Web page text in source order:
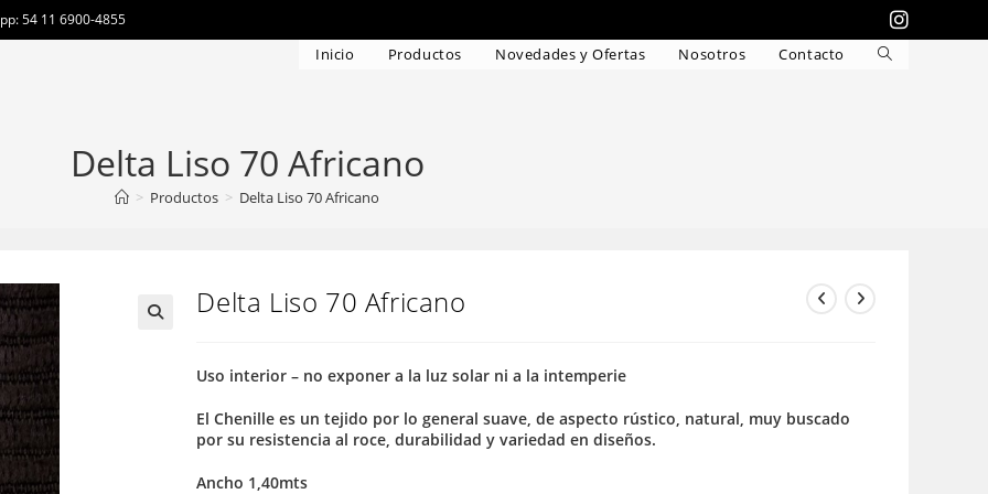
54 11 6900-4855
Inicio Productos Novedades y Ofertas Nosotros Contacto
Alternar
Delta Liso 70 Africano
> Productos > Delta Liso 70 Africano
Delta Liso 70 Africano
Uso interior – no exponer a la luz solar ni a la intemperie
El Chenille es un tejido por lo general suave, de aspecto rústico, natural, muy buscado
por su resistencia al roce, durabilidad y variedad en diseños.
Ancho 1,40mts